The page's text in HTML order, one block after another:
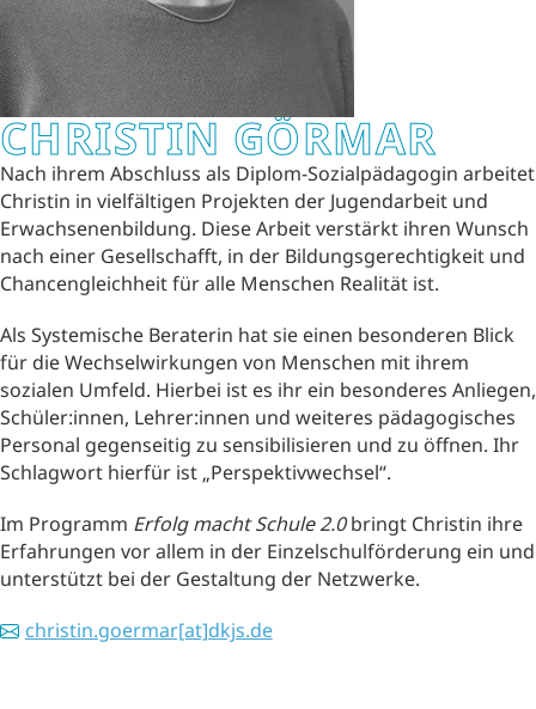
CHRISTIN GÖRMAR
Nach ihrem Abschluss als Diplom-Sozialpädagogin arbeitet
Christin in vielfältigen Projekten der Jugendarbeit und
Erwachsenenbildung. Diese Arbeit verstärkt ihren Wunsch
nach einer Gesellschafft, in der Bildungsgerechtigkeit und
Chancengleichheit für alle Menschen Realität ist.
Als Systemische Beraterin hat sie einen besonderen Blick
für die Wechselwirkungen von Menschen mit ihrem
sozialen Umfeld. Hierbei ist es ihr ein besonderes Anliegen,
Schüler:innen, Lehrer:innen und weiteres pädagogisches
Personal gegenseitig zu sensibilisieren und zu öffnen. Ihr
Schlagwort hierfür ist „Perspektivwechsel“.
Im Programm Erfolg macht Schule 2.0bringt Christin ihre
Erfahrungen vor allem in der Einzelschulförderung ein und
unterstützt bei der Gestaltung der Netzwerke.
christin.goermar[at]dkjs.de